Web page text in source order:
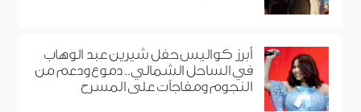
أبرز كواليس حفل شيرين عبد الوهاب
في الساحل الشمالي.. دموع ودعم من
النجوم ومفاجآت على المسرح